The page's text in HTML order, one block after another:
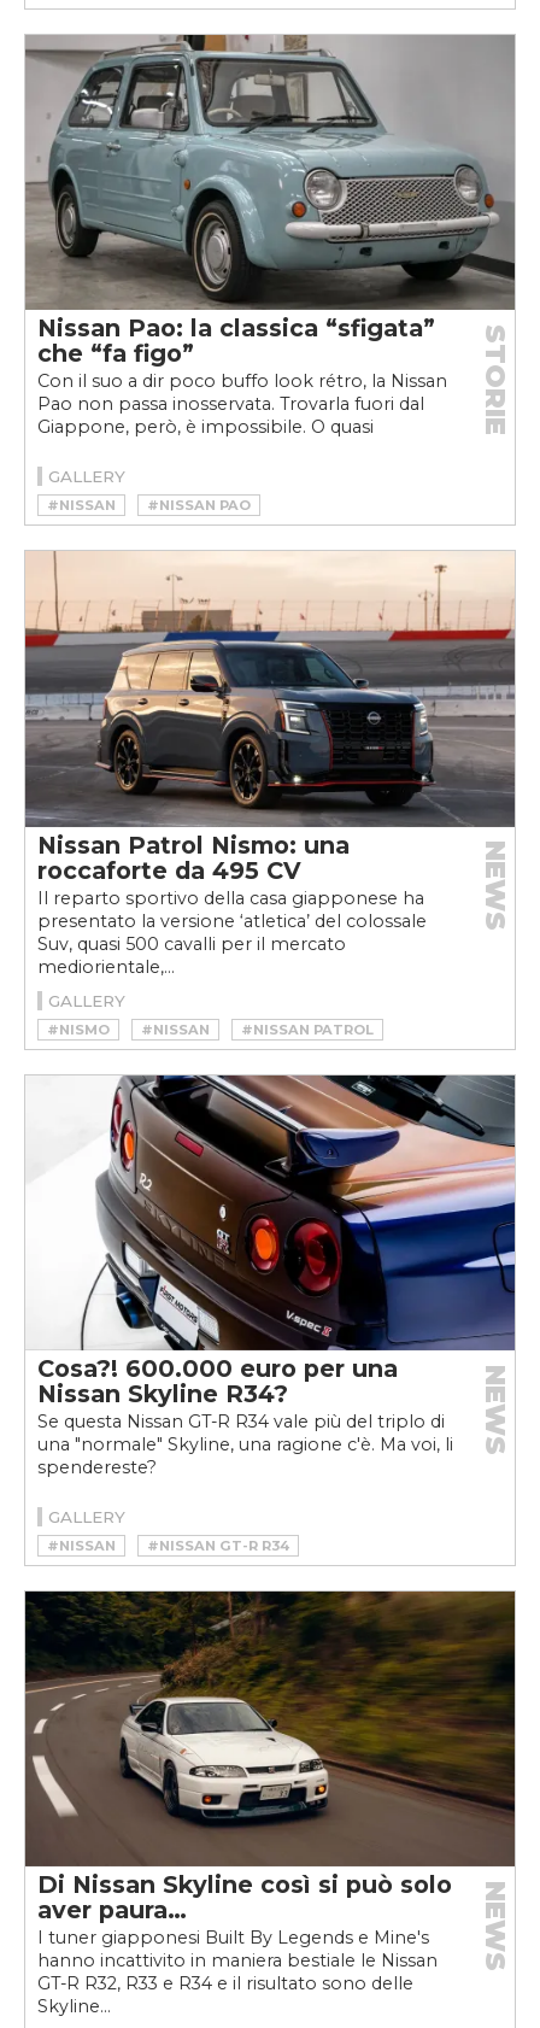
#STATION WAGON
Nissan Pao: la classica “sfigata”
che “fa figo”
Con il suo a dir poco buffo look rétro, la Nissan
Pao non passa inosservata. Trovarla fuori dal
Giappone, però, è impossibile. O quasi
STORIE
GALLERY
#NISSAN #NISSAN PAO
Nissan Patrol Nismo: una
roccaforte da 495 CV
Il reparto sportivo della casa giapponese ha
presentato la versione ‘atletica’ del colossale
Suv, quasi 500 cavalli per il mercato
mediorientale,...
NEWS
GALLERY
#NISMO #NISSAN #NISSAN PATROL
Cosa?! 600.000 euro per una
Nissan Skyline R34?
Se questa Nissan GT-R R34 vale più del triplo di
una "normale" Skyline, una ragione c'è. Ma voi, li
spendereste?
NEWS
GALLERY
#NISSAN #NISSAN GT-R R34
Di Nissan Skyline così si può solo
aver paura…
I tuner giapponesi Built By Legends e Mine's
hanno incattivito in maniera bestiale le Nissan
GT-R R32, R33 e R34 e il risultato sono delle
Skyline...
NEWS